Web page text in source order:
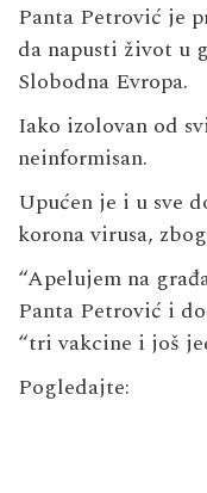
Panta Petrović je
da napusti život u
Slobodna Evropa.
Iako izolovan od
neinformisan.
Upućen je i u sve
korona virusa,
“Apelujem na
Panta Petrović i
“tri vakcine i još
Pogledajte: